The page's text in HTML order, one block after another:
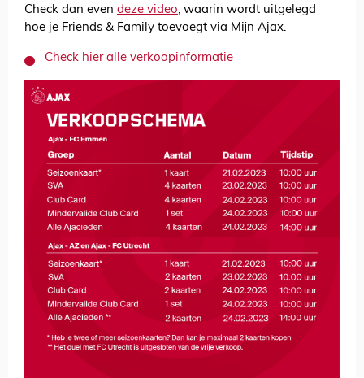
Check dan even deze video, waarin wordt uitgelegd
hoe je Friends & Family toevoegt via Mijn Ajax.
Check hier alle verkoopinformatie